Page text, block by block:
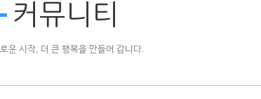
건설근로자 취업지원 사업
사회공헌 사업
커뮤니티
운 시작, 더 큰 행복을 만들어 갑니다.